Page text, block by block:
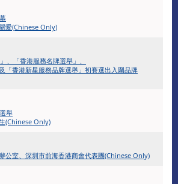
愛(Chinese Only)
、「香港服務名牌選舉」、
「香港新星服務品牌選舉」初賽選出入圍品牌
舉
(Chinese Only)
公室、深圳市前海香港商會代表團(Chinese Only)